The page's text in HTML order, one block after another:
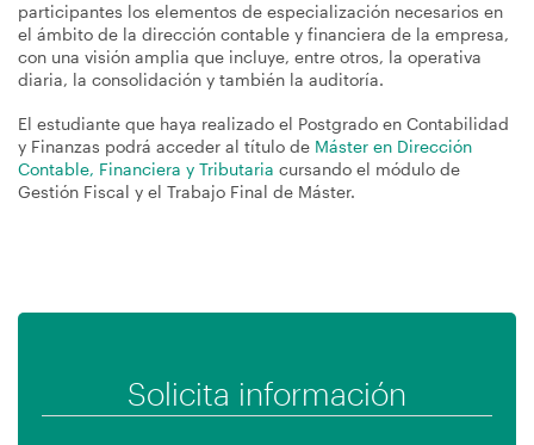
participantes los elementos de especialización necesarios en
el ámbito de la dirección contable y financiera de la empresa,
con una visión amplia que incluye, entre otros, la operativa
diaria, la consolidación y también la auditoría.
El estudiante que haya realizado el Postgrado en Contabilidad
y Finanzas podrá acceder al título de Máster en Dirección
Contable, Financiera y Tributaria cursando el módulo de
Gestión Fiscal y el Trabajo Final de Máster.
Solicita información